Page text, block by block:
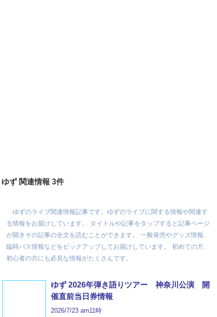
ゆず 関連情報 3件
ゆずのライブ関連情報記事です。ゆずのライブに関する情報や関連す
る情報をお届けしています。 タイトルや記事をタップすると記事ページ
が開きその記事の全文を読むことができます。 一般発売やグッズ情報、
臨時バス情報などをピックアップしてお届けしています。 初めての方、
初心者の方にも必見な情報がたくさんです。
ゆず 2026年弾き語りツアー 神奈川公演 開
催直前当日券情報
2026/7/23 am11時